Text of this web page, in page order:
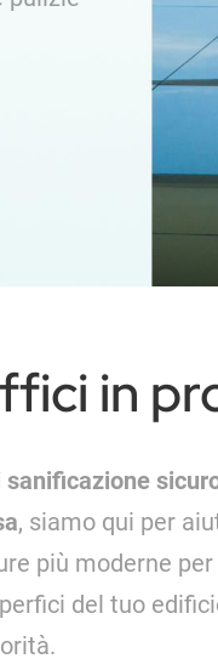
in
sanificazione
, siamo qui per
più moderne
del tuo